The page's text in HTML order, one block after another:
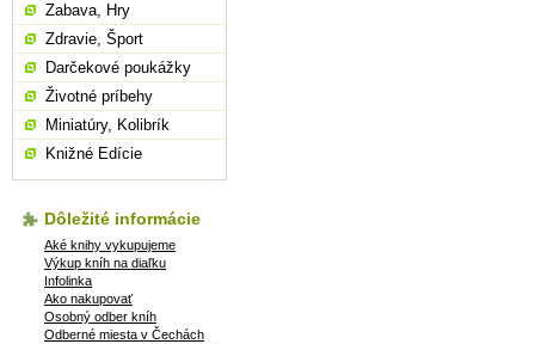
Zabava, Hry
Zdravie, Šport
Darčekové poukážky
Životné príbehy
Miniatúry, Kolibrík
Knižné Edície
Dôležité informácie
Aké knihy vykupujeme
Výkup kníh na diaľku
Infolinka
Ako nakupovať
Osobný odber kníh
Odberné miesta v Čechách